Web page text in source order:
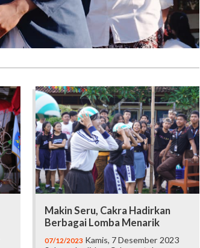
Makin Seru, Cakra Hadirkan
Berbagai Lomba Menarik
07/12/2023 Kamis, 7 Desember 2023